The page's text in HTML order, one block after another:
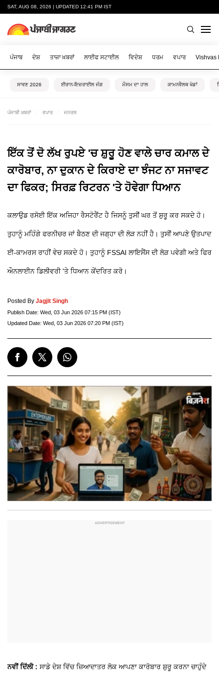
SAT, AUG 08, 2026 | UPDATED 12:41 PM IST
ਪੰਜਾਬ ਦੇਸ਼ ਤਾਜ਼ਾ ਖ਼ਬਰਾਂ ਲਾਈਫ ਸਟਾਈਲ ਵਿਦੇਸ਼ ਧਰਮ ਵਪਾਰ Vishvas
ਸਾਵਣ 2026 ਈਰਾਨ-ਇਜ਼ਰਾਈਲ ਜੰਗ ਮੌਸਮ ਦਾ ਹਾਲ ਕਾਮਨਵੈਲਥ ਖੇਡਾਂ
ਪੰਜਾਬੀ ਖ਼ਬਰਾਂ ਵਪਾਰ ਜਨਰਲ
ਇੱਕ ਤੋਂ ਦੋ ਲੱਖ ਰੁਪਏ 'ਚ ਸ਼ੁਰੂ ਹੋਣ ਵਾਲੇ ਚਾਰ ਕਮਾਲ ਦੇ
ਕਾਰੋਬਾਰ, ਨਾ ਦੁਕਾਨ ਦੇ ਕਿਰਾਏ ਦਾ ਝੰਜਟ ਨਾ ਸਜਾਵਟ
ਦਾ ਫਿਕਰ; ਸਿਰਫ਼ ਰਿਟਰਨ 'ਤੇ ਹੋਵੇਗਾ ਧਿਆਨ
ਕਲਾਉਡ ਰਸੋਈ ਇੱਕ ਅਜਿਹਾ ਰੈਸਟੋਰੈਂਟ ਹੈ ਜਿਸਨੂੰ ਤੁਸੀਂ ਘਰ ਤੋਂ ਸ਼ੁਰੂ ਕਰ ਸਕਦੇ ਹੋ।
ਤੁਹਾਨੂੰ ਮਹਿੰਗੇ ਫਰਨੀਚਰ ਜਾਂ ਬੈਠਣ ਦੀ ਜਗ੍ਹਾ ਦੀ ਲੋੜ ਨਹੀਂ ਹੈ। ਤੁਸੀਂ ਆਪਣੇ ਉਤਪਾਦ
ਈ-ਕਾਮਰਸ ਰਾਹੀਂ ਵੇਚ ਸਕਦੇ ਹੋ। ਤੁਹਾਨੂੰ FSSAI ਲਾਇਸੈਂਸ ਦੀ ਲੋੜ ਪਵੇਗੀ ਅਤੇ ਫਿਰ
ਔਨਲਾਈਨ ਡਿਲੀਵਰੀ 'ਤੇ ਧਿਆਨ ਕੇਂਦਰਿਤ ਕਰੋ।
Posted By Jagjit Singh
Publish Date: Wed, 03 Jun 2026 07:15 PM (IST)
Updated Date: Wed, 03 Jun 2026 07:20 PM (IST)
ਨਵੀਂ ਦਿੱਲੀ : ਸਾਡੇ ਦੇਸ਼ ਵਿੱਚ ਜ਼ਿਆਦਾਤਰ ਲੋਕ ਆਪਣਾ ਕਾਰੋਬਾਰ ਸ਼ੁਰੂ ਕਰਨਾ ਚਾਹੁੰਦੇ